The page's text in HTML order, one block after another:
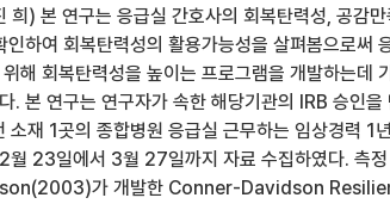
희) 본 연구는 응급실 간호사의 회복탄력성, 공감
인하여 회복탄력성의 활용가능성을 살펴봄으로써
해 회복탄력성을 높이는 프로그램을 개발하는데
. 본 연구는 연구자가 속한 해당기관의 IRB 승인
소재 1곳의 종합병원 응급실 근무하는 임상경력 1
23일에서 3월 27일까지 자료 수집하였다. 측정
가 개발한 Conner-Davidson